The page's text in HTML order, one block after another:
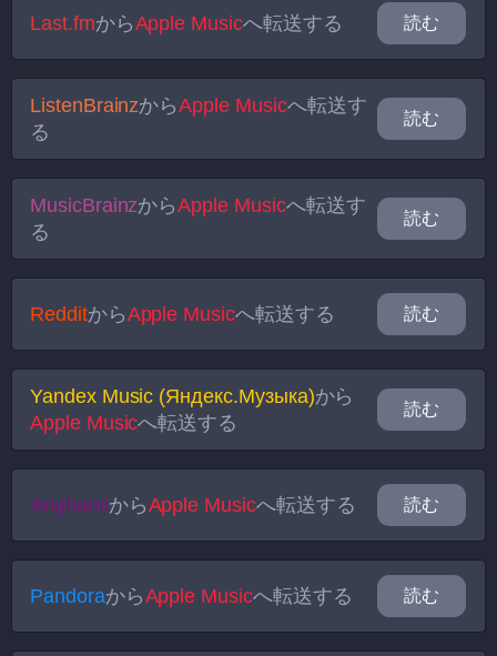
Last.fmからApple Musicへ転送する 読む
ListenBrainzからApple Musicへ転送す
る
読む
MusicBrainzからApple Musicへ転送す
る
読む
RedditからApple Musicへ転送する 読む
Yandex Music (Яндекс.Музыка)から
Apple Musicへ転送する
読む
AnghamiからApple Musicへ転送する 読む
PandoraからApple Musicへ転送する 読む